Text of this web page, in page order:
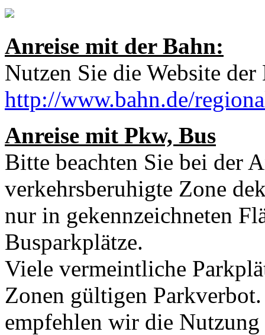
Anreise mit der Bahn:
Nutzen Sie die Website
http://www.bahn.de/
Anreise mit Pkw, Bus
Bitte beachten Sie bei der
verkehrsberuhigte Zone
nur in gekennzeichneten
Busparkplätze.
Viele vermeintliche
Zonen gültigen
empfehlen wir die Nutzung